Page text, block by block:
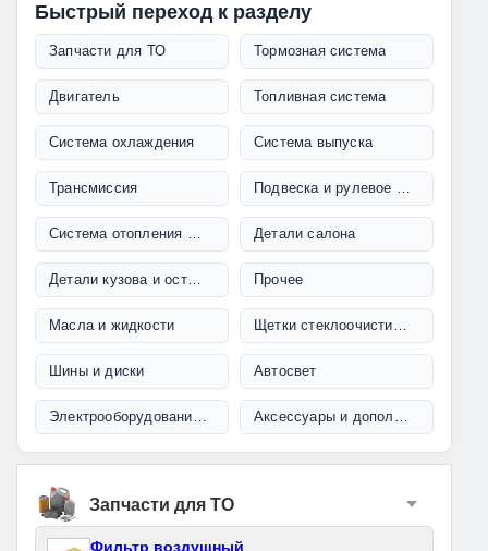
Быстрый переход к разделу
Запчасти для ТО Тормозная система
Двигатель Топливная система
Система охлаждения Система выпуска
Трансмиссия Подвеска и рулевое управление
Система отопления и кондиционирования Детали салона
Детали кузова и остекление Прочее
Масла и жидкости Щетки стеклоочистителя
Шины и диски Автосвет
Электрооборудование и проводка Аксессуары и дополнительное оборудование
Запчасти для ТО
Фильтр воздушный